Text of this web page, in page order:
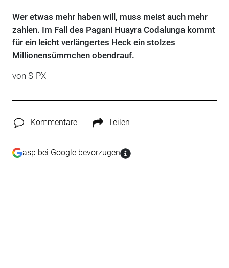
Wer etwas mehr haben will, muss meist auch mehr
zahlen. Im Fall des Pagani Huayra Codalunga kommt
für ein leicht verlängertes Heck ein stolzes
Millionensümmchen obendrauf.
von S-PX
Kommentare Teilen
asp bei Google bevorzugen